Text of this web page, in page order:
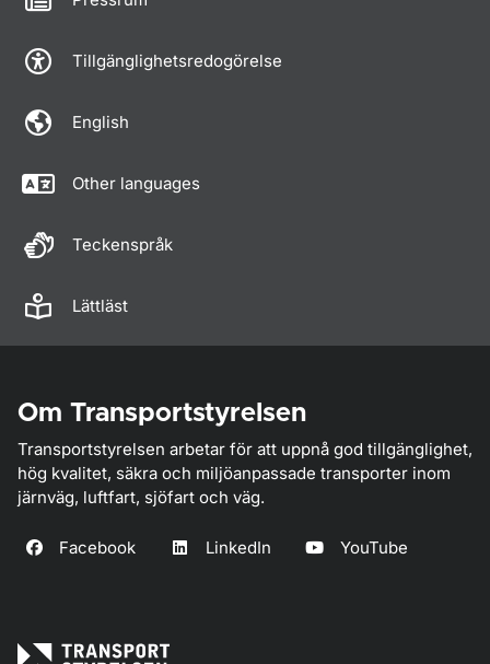
Tillgänglighetsredogörelse
English
Other languages
Teckenspråk
Lättläst
Om Transportstyrelsen
Transportstyrelsen arbetar för att uppnå god tillgänglighet,
hög kvalitet, säkra och miljöanpassade transporter inom
järnväg, luftfart, sjöfart och väg.
Facebook LinkedIn YouTube